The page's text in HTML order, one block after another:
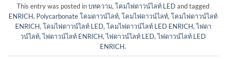
This entry was posted inบทความ,โคมไฟดาวน์ไลท์ LEDand tagged
ENRICH, Polycarbonate โคมดาวน์ไลท์,โคมไฟดาวน์ไลท์,โคมไฟดาวน์ไลท์
ENRICH,โคมไฟดาวน์ไลท์ LED,โคมไฟดาวน์ไลท์ LED ENRICH,ไฟดา
วน์ไลท์,ไฟดาวน์ไลท์ ENRICH,ไฟดาวน์ไลท์ LED,ไฟดาวน์ไลท์ LED
ENRICH.